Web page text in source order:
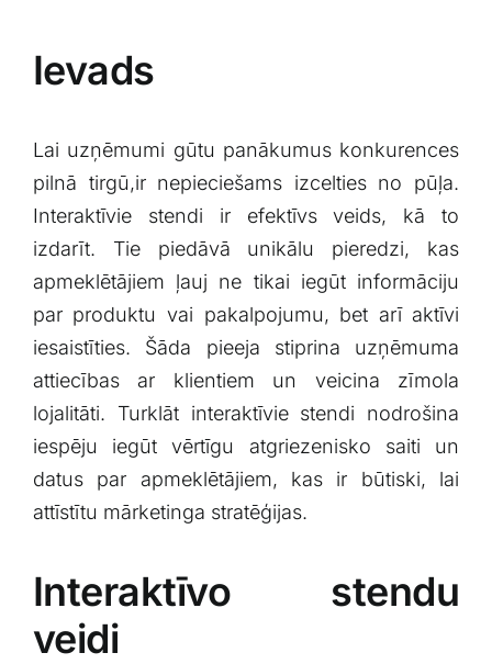
Ievads
Lai uzņēmumi gūtu panākumus konkurences
pilnā tirgū,ir nepieciešams izcelties no pūļa.
Interaktīvie stendi ir efektīvs ‌veids, kā to
izdarīt. Tie piedāvā unikālu pieredzi, kas
apmeklētājiem ļauj ne tikai iegūt informāciju
par ⁣produktu vai pakalpojumu, bet arī aktīvi
iesaistīties. Šāda pieeja stiprina uzņēmuma
attiecības ar klientiem un veicina zīmola
lojalitāti. Turklāt ​interaktīvie stendi nodrošina
iespēju iegūt ‍vērtīgu atgriezenisko⁣ saiti un
datus par apmeklētājiem, kas ir būtiski, lai
attīstītu mārketinga stratēģijas.
Interaktīvo stendu
veidi